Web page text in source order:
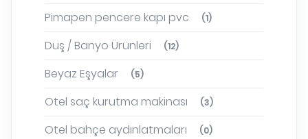
Pimapen pencere kapı pvc (1)
Duş / Banyo Ürünleri (12)
Beyaz Eşyalar (5)
Otel saç kurutma makinası (3)
Otel bahçe aydınlatmaları (0)